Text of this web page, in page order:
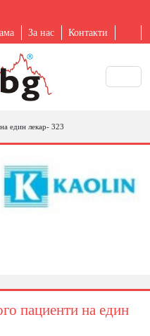
За нас Контакти
един лекар- 323
пациенти на един